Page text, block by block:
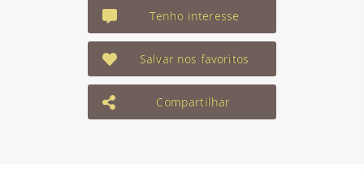
Tenho interesse
Salvar nos favoritos
Compartilhar